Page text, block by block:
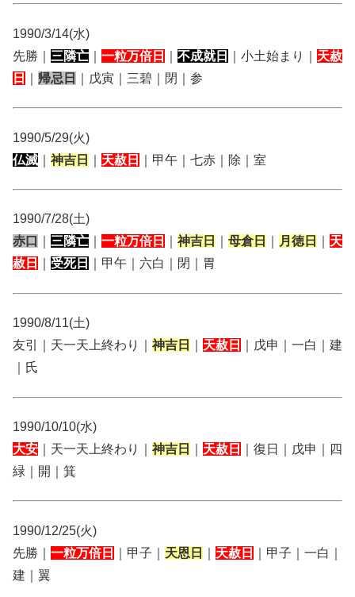
1990/3/14(水)
先勝｜ 三隣亡 一粒万倍日 不成就日 ｜小土始まり｜ 天赦
日
帰忌日 ｜戊寅｜三碧｜閉｜参
1990/5/29(火)
仏滅
神吉日 天赦日 ｜甲午｜七赤｜除｜室
1990/7/28(土)
赤口
三隣亡 一粒万倍日 神吉日 母倉日 月徳日
天
赦日
受死日 ｜甲午｜六白｜閉｜胃
1990/8/11(土)
友引｜天一天上終わり｜ 神吉日 天赦日
｜戊申｜一白｜建
｜氏
1990/10/10(水)
大安 ｜天一天上終わり｜ 神吉日 天赦日
｜復日｜戊申｜四
緑｜開｜箕
1990/12/25(火)
先勝｜ 一粒万倍日 ｜甲子｜ 天恩日 天赦日
｜甲子｜一白｜
建｜翼